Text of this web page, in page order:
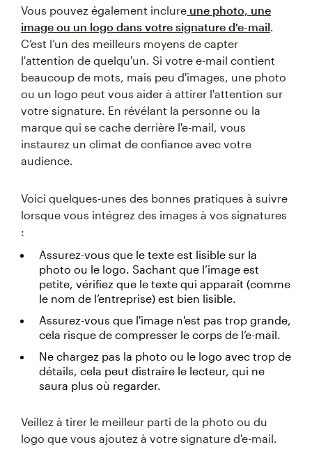
Vous pouvez également inclure une photo, une
image ou un logo dans votre signature d'e-mail.
C’est l’un des meilleurs moyens de capter
l'attention de quelqu'un. Si votre e-mail contient
beaucoup de mots, mais peu d'images, une photo
ou un logo peut vous aider à attirer l'attention sur
votre signature. En révélant la personne ou la
marque qui se cache derrière l'e-mail, vous
instaurez un climat de confiance avec votre
audience.
Voici quelques-unes des bonnes pratiques à suivre
lorsque vous intégrez des images à vos signatures
:
Assurez-vous que le texte est lisible sur la
photo ou le logo. Sachant que l’image est
petite, vérifiez que le texte qui apparaît (comme
le nom de l’entreprise) est bien lisible.
Assurez-vous que l'image n'est pas trop grande,
cela risque de compresser le corps de l’e-mail.
Ne chargez pas la photo ou le logo avec trop de
détails, cela peut distraire le lecteur, qui ne
saura plus où regarder.
Veillez à tirer le meilleur parti de la photo ou du
logo que vous ajoutez à votre signature d'e-mail.